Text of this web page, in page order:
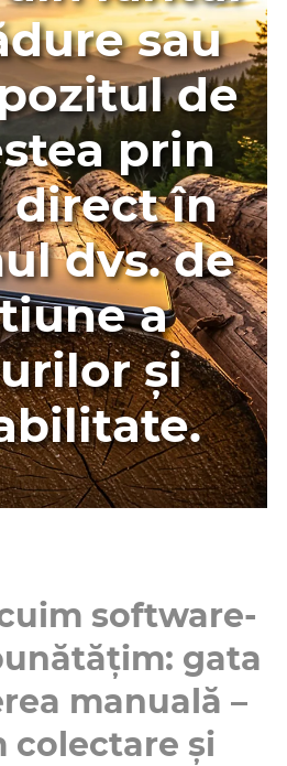
sau
de
prin
direct în
dvs. de
a
și
software-
gata
manuală –
colectare și